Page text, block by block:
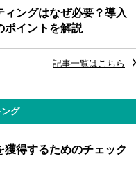
ィングはなぜ必要？導入
ポイントを解説
記事一覧はこちら
グ
獲得するためのチェック